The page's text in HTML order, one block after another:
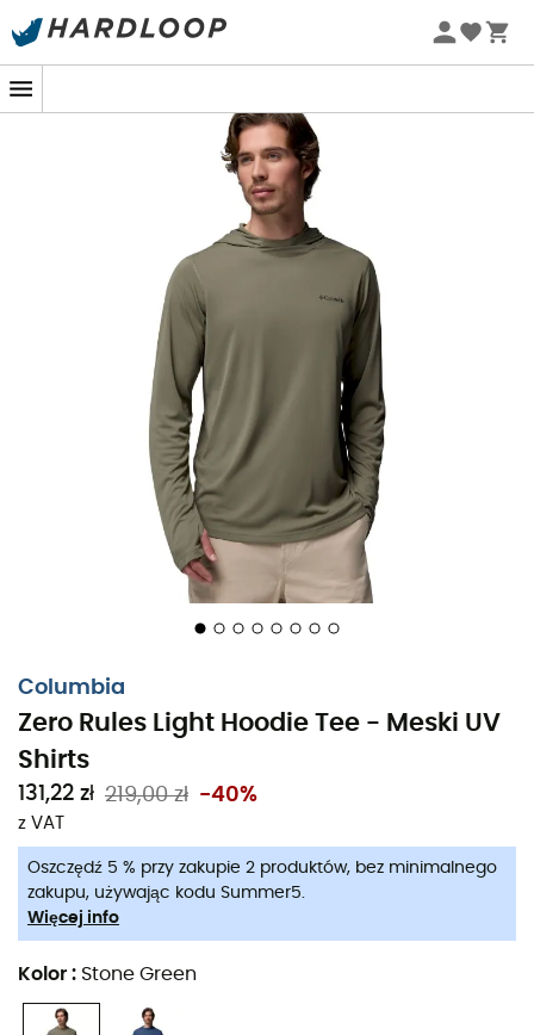
Letnie promocje 🔥 -5% DODATKOWO przy zakupie 2
Columbia
Zero Rules Light Hoodie Tee - Meski UV
Shirts
131,22 zł 219,00 zł -40%
z VAT
Oszczędź 5 % przy zakupie 2 produktów, bez minimalnego
zakupu, używając kodu Summer5.
Więcej info
Kolor : Stone Green
Kiedy słońce mocno grzeje, a każdy krok wydaje się
przygodą samą w sobie,Zero Rules Light Hoodie Tee
Columbia
Zaprojektowany dla miłośników aktywności na świeżym
powietrzu, ten lekkihoodieto coś więcej niż zwykła
odzież: to technologia do noszenia. Dzięki
Freeze™ Zero, która zamienia pot w chłód, pozostajesz
komfortowy i suchy, nawet podczas najbardziej
słonecznych wędrówek.